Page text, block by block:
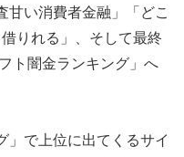
甘い消費者金融」「どこ
りれる」、そして最終
ト闇金ランキング」へ
」で上位に出てくるサイ